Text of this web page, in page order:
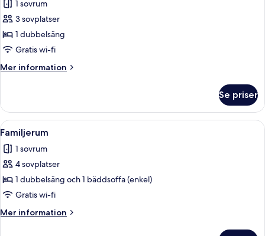
foton
för
Juniorsvit
1 sovrum
3 sovplatser
1 dubbelsäng
Gratis wi-fi
Mer information
Mer
Se priser
Öppna
alla
foton
för
Familjerum
Ett modernt hotellrum med en
5
Familjerum
1 sovrum
4 sovplatser
1 dubbelsäng och 1 bäddsoffa (enkel)
Gratis wi-fi
Mer information
Mer